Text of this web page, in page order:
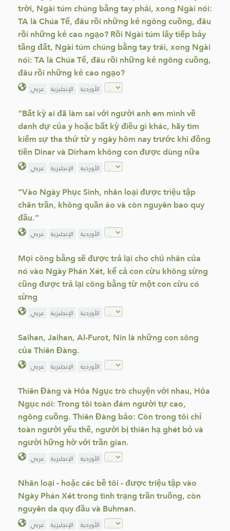
trời, Ngài túm chúng bằng tay phải, xong Ngài nói:
TA là Chúa Tể, đâu rồi những kẻ ngông cuồng, đâu
rồi những kẻ cao ngạo? Rồi Ngài túm lấy tiếp bảy
tầng đất, Ngài túm chúng bằng tay trái, xong Ngài
nói: TA là Chúa Tể, đâu rồi những kẻ ngông cuồng,
đâu rồi những kẻ cao ngạo?
عربي الإنجليزية الأوردية
“Bất kỳ ai đã làm sai với người anh em mình về
danh dự của y hoặc bất kỳ điều gì khác, hãy tìm
kiếm sự tha thứ từ y ngày hôm nay trước khi đồng
tiền Dinar và Dirham không con được dùng nữa
عربي الإنجليزية الأوردية
“Vào Ngày Phục Sinh, nhân loại được triệu tập
chân trần, không quần áo và còn nguyên bao quy
đầu.”
عربي الإنجليزية الأوردية
Mọi công bằng sẽ được trả lại cho chủ nhân của
nó vào Ngày Phán Xét, kể cả con cừu không sừng
cũng được trả lại công bằng từ một con cừu có
sừng
عربي الإنجليزية الأوردية
Saihan, Jaihan, Al-Furot, Nin là những con sông
của Thiên Đàng.
عربي الإنجليزية الأوردية
Thiên Đàng và Hỏa Ngục trò chuyện với nhau, Hỏa
Ngục nói: Trong tôi toàn đám người tự cao,
ngông cuồng. Thiên Đàng bảo: Còn trong tôi chỉ
toàn người yếu thế, người bị thiên hạ ghét bỏ và
người hững hờ với trần gian.
عربي الإنجليزية الأوردية
Nhân loại - hoặc các bề tôi - được triệu tập vào
Ngày Phán Xét trong tình trạng trần truồng, còn
nguyên da quy đầu và Buhman.
عربي الإنجليزية الأوردية